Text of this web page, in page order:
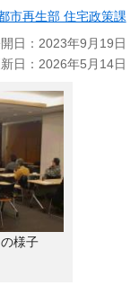
市再生部 住宅政策課
日：2023年9月19日
日：2026年5月14日
様子